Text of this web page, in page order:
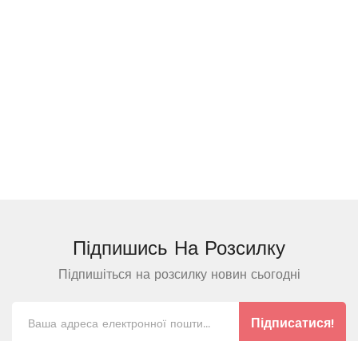
Підпишись На Розсилку
Підпишіться на розсилку новин сьогодні
Підписатися!